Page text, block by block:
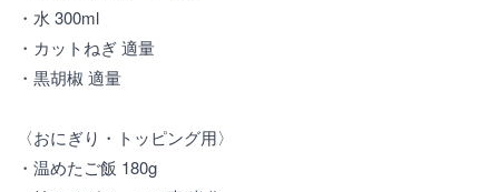
・水 300ml
・カットねぎ 適量
・黒胡椒 適量
〈おにぎり・トッピング用〉
・温めたご飯 180g